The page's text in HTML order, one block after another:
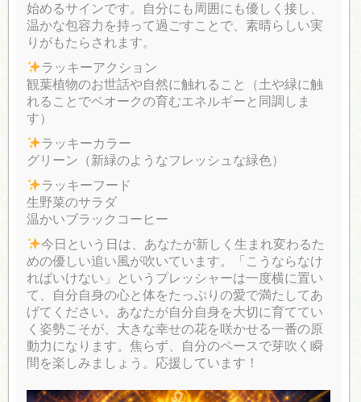
始めるサインです。自分にも周囲にも優しく接し、
温かな包容力を持って過ごすことで、素晴らしい実
りがもたらされます。
ラッキーアクション
観葉植物のお世話や自然に触れること（土や緑に触
れることでベオークの育むエネルギーと同調しま
す）
ラッキーカラー
グリーン（新緑のようなフレッシュな緑色）
ラッキーフード
生野菜のサラダ
温かいブラックコーヒー
今日という日は、あなたが新しく生まれ変わるた
めの優しい追い風が吹いています。「こうならなけ
ればいけない」というプレッシャーは一度横に置い
て、自分自身の心と体をたっぷりの愛で満たしてあ
げてください。あなたが自分自身を大切に育ててい
く姿勢こそが、大きな幸せの花を咲かせる一番の原
動力になります。焦らず、自分のペースで芽吹く瞬
間を楽しみましょう。応援しています！